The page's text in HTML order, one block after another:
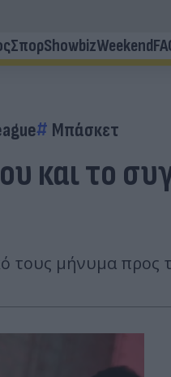
ΣπορShowbizWeekend
Μπάσκετ
και το
τους μήνυμα